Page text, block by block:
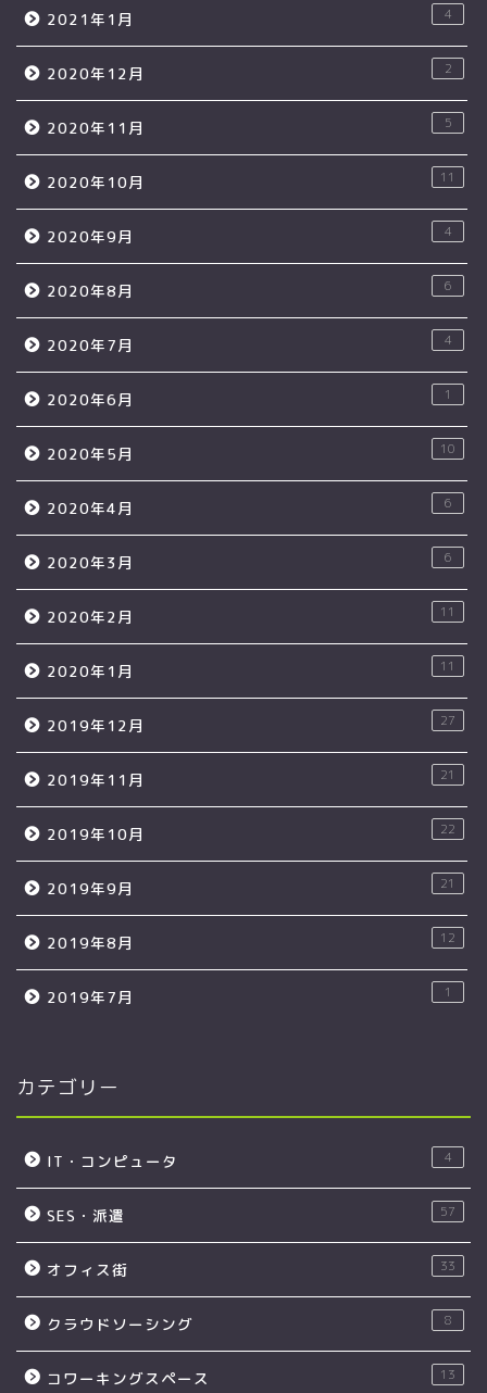
2021年1月 4
2020年12月 2
2020年11月 5
2020年10月 11
2020年9月 4
2020年8月 6
2020年7月 4
2020年6月 1
2020年5月 10
2020年4月 6
2020年3月 6
2020年2月 11
2020年1月 11
2019年12月 27
2019年11月 21
2019年10月 22
2019年9月 21
2019年8月 12
2019年7月 1
カテゴリー
IT・コンピュータ 4
SES・派遣 57
オフィス街 33
クラウドソーシング 8
コワーキングスペース 13